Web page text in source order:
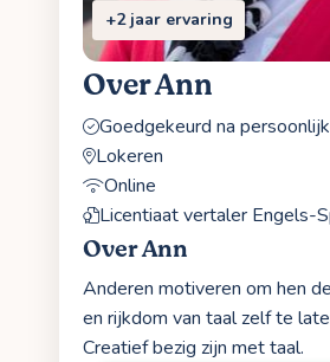
+2 jaar ervaring
Over Ann
Goedgekeurd na
Lokeren
Online
Licentiaat vertaler Engels-
Over Ann
Anderen motiveren om hen
en rijkdom van taal zelf te
Creatief bezig zijn met taal.